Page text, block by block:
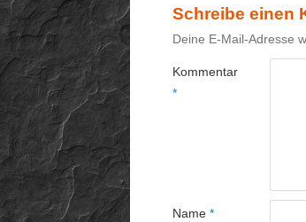
Schreibe einen
Deine E-Mail-Adresse
Kommentar
*
Name *